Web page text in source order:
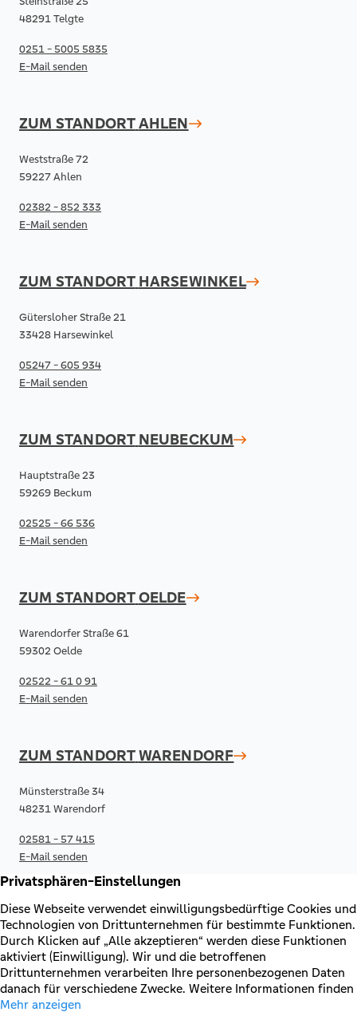
48291 Telgte
0251 - 5005 5835
E-Mail senden
ZUM STANDORTAHLEN
Weststraße 72
59227 Ahlen
02382 - 852 333
E-Mail senden
ZUM STANDORT HARSEWINKEL
Gütersloher Straße 21
33428 Harsewinkel
05247 - 605 934
E-Mail senden
ZUM STANDORT NEUBECKUM
Hauptstraße 23
59269 Beckum
02525 - 66 536
E-Mail senden
ZUM STANDORTOELDE
Warendorfer Straße 61
59302 Oelde
02522 - 61 0 91
E-Mail senden
ZUM STANDORTWARENDORF
Münsterstraße 34
48231 Warendorf
02581 - 57 415
E-Mail senden
RECHTLICHES & KONTAKT
Kontakt
AGB & Sonderbedingungen